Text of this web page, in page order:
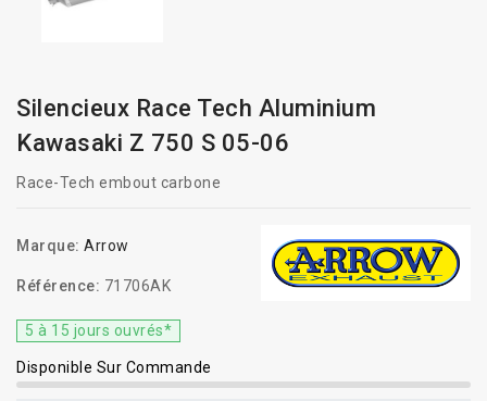
Silencieux Race Tech Aluminium
Kawasaki Z 750 S 05-06
Race-Tech embout carbone
Marque: Arrow
Référence: 71706AK
5 à 15 jours ouvrés*
Disponible Sur Commande